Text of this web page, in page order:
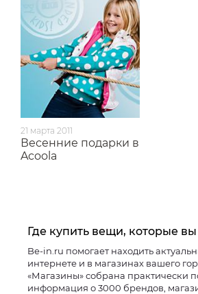
21 марта 2011
Весенние подарки в
Acoola
Где купить вещи, которые
Be-in.ru помогает находить
интернете и в магазинах вашего
«Магазины» собрана практически
информация о 3000 брендов,